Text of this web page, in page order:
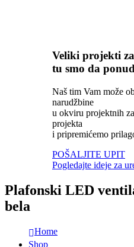
Veliki projekti
tu smo da
Naš tim Vam može
narudžbine
u okviru projektnih
projekta
i pripremićemo
POŠALJITE UPIT
Pogledajte ideje za
Plafonski LED
bela
Home
Shop